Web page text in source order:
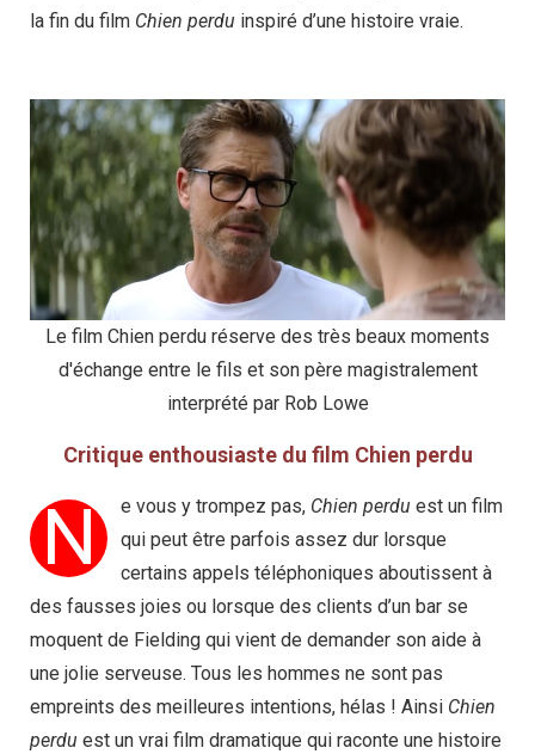
la fin du film Chien perdu inspiré d’une histoire vraie.
Le film Chien perdu réserve des très beaux moments
d'échange entre le fils et son père magistralement
interprété par Rob Lowe
Critique enthousiaste du film Chien perdu
N e vous y trompez pas, Chien perdu est un film
qui peut être parfois assez dur lorsque
certains appels téléphoniques aboutissent à
des fausses joies ou lorsque des clients d’un bar se
moquent de Fielding qui vient de demander son aide à
une jolie serveuse. Tous les hommes ne sont pas
empreints des meilleures intentions, hélas ! Ainsi Chien
perdu est un vrai film dramatique qui raconte une histoire